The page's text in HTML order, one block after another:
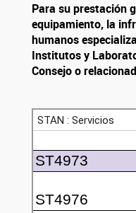
Para su prestación
equipamiento, la
humanos
Institutos y
Consejo o